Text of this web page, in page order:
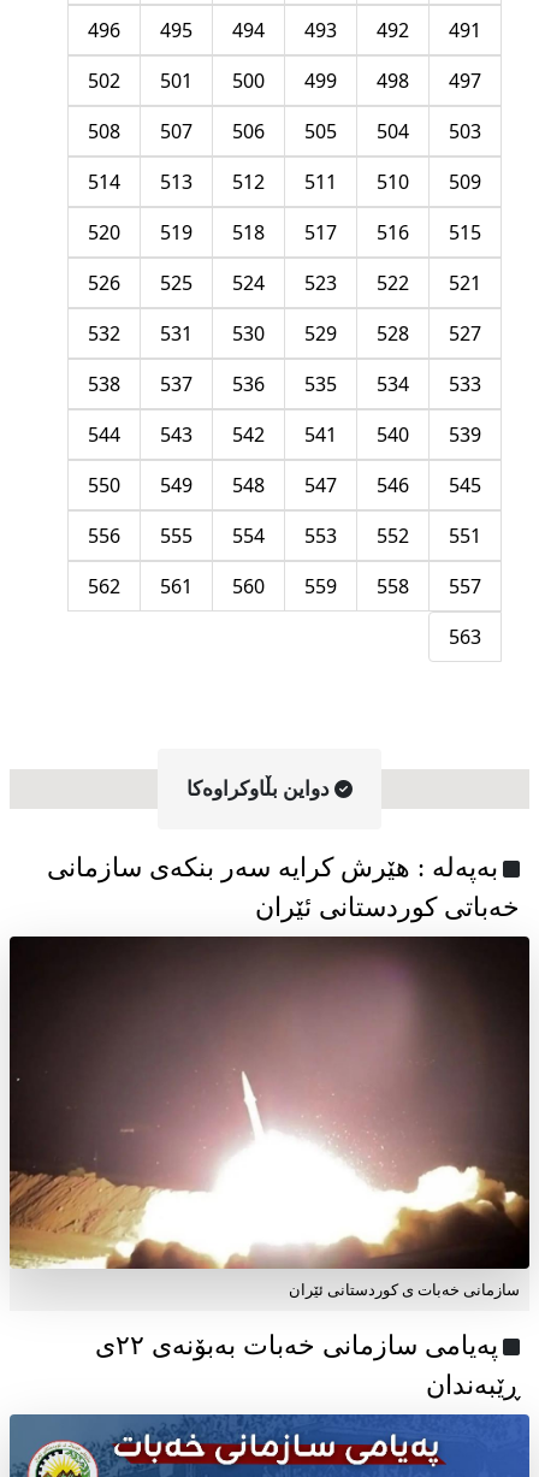
491
492
493
494
495
496
497
498
499
500
501
502
503
504
505
506
507
508
509
510
511
512
513
514
515
516
517
518
519
520
521
522
523
524
525
526
527
528
529
530
531
532
533
534
535
536
537
538
539
540
541
542
543
544
545
546
547
548
549
550
551
552
553
554
555
556
557
558
559
560
561
562
563
دواین بڵاوکراوه‌کا
به‌په‌له‌ : هێرش کرایە سەر بنکەی سازمانی
خەباتی کوردستانی ئێران
سازمانی خەبات ی کوردستانی ئێران
پەیامی سازمانی خەبات بەبۆنەی ۲۲ی
ڕێبەندان